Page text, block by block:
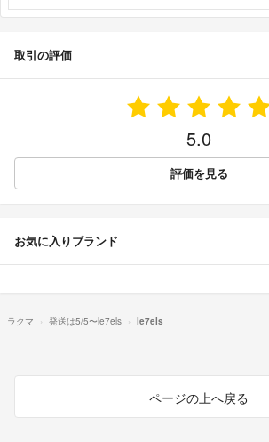
取引の評価
5.0
評価を見る
お気に入りブランド
ラクマ 発送は5/5〜le7els le7els
ページの上へ戻る